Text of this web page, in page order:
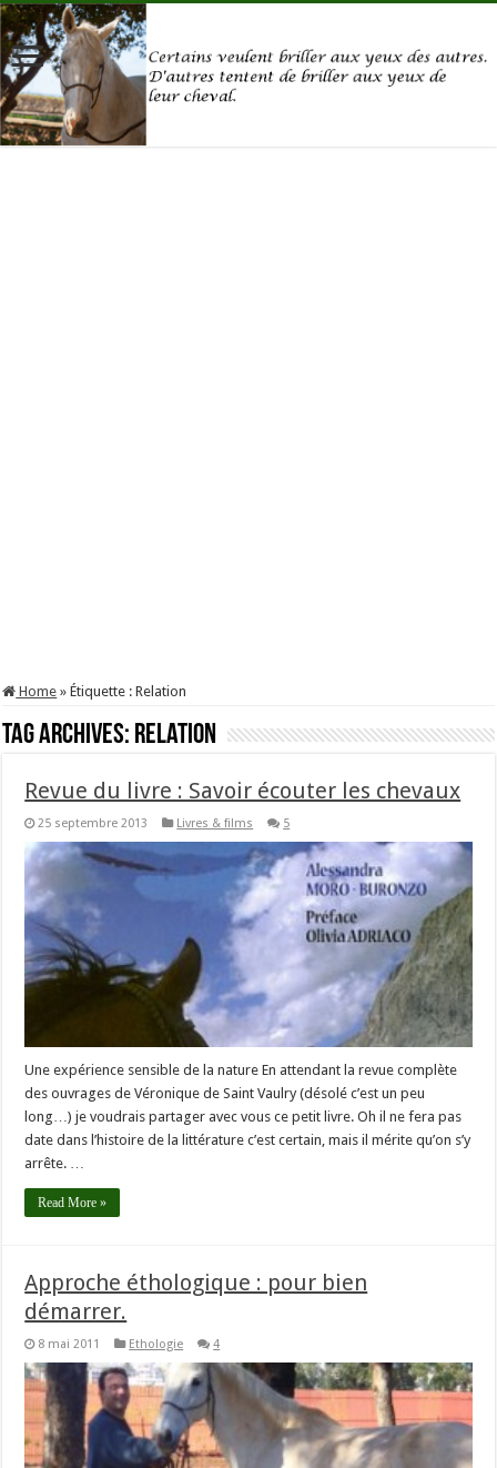
Home » Étiquette :Relation
Tag Archives: Relation
Revue du livre : Savoir écouter les chevaux
25 septembre 2013 Livres & films 5
Une expérience sensible de la nature En attendant la revue complète
des ouvrages de Véronique de Saint Vaulry (désolé c’est un peu
long…) je voudrais partager avec vous ce petit livre. Oh il ne fera pas
date dans l’histoire de la littérature c’est certain, mais il mérite qu’on s’y
arrête. …
Read More »
Approche éthologique : pour bien
démarrer.
8 mai 2011 Ethologie 4